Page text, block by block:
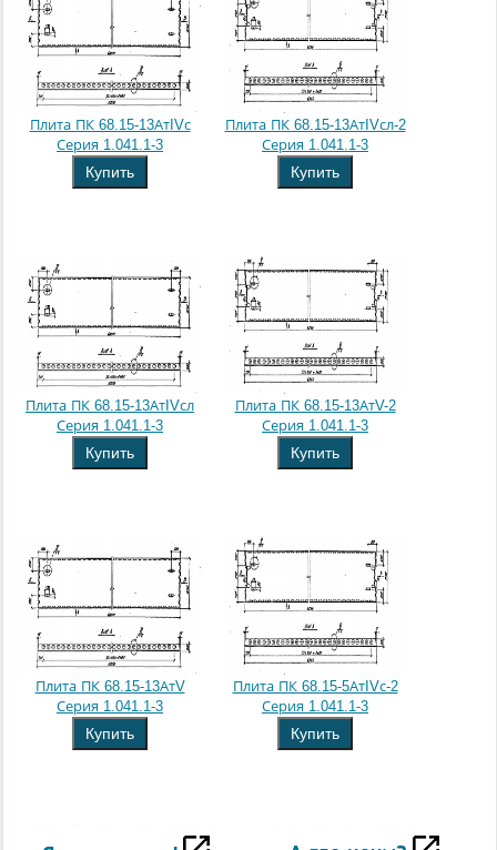
Плита ПК 68.15-13АтIVс
Серия 1.041.1-3
Купить
Плита ПК 68.15-13АтIVсл-2
Серия 1.041.1-3
Купить
Плита ПК 68.15-13АтIVсл
Серия 1.041.1-3
Купить
Плита ПК 68.15-13АтV-2
Серия 1.041.1-3
Купить
Плита ПК 68.15-13АтV
Серия 1.041.1-3
Купить
Плита ПК 68.15-5АтIVс-2
Серия 1.041.1-3
Купить